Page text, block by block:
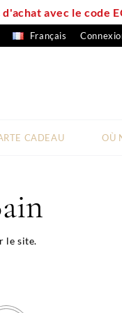
avec le code
Français
CADEAU OÙ
le site.